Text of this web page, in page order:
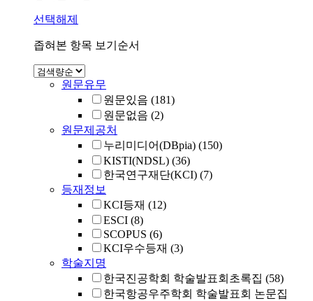
선택해제
좁혀본 항목 보기순서
원문유무
원문있음 (181)
원문없음 (2)
원문제공처
누리미디어(DBpia) (150)
KISTI(NDSL) (36)
한국연구재단(KCI) (7)
등재정보
KCI등재 (12)
ESCI (8)
SCOPUS (6)
KCI우수등재 (3)
학술지명
한국진공학회 학술발표회초록집 (58)
한국항공우주학회 학술발표회 논문집